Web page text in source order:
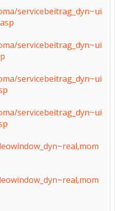
servicebeitrag_dyn~ui
servicebeitrag_dyn~ui
servicebeitrag_dyn~ui
servicebeitrag_dyn~ui